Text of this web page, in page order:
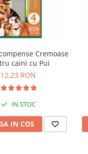
Cremoase
caini cu Pui
12,23 RON
IN STOC
IN COS